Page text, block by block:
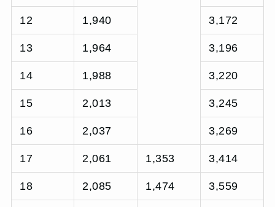
12 1,940 3,172
13 1,964 3,196
14 1,988 3,220
15 2,013 3,245
16 2,037 3,269
17 2,061 1,353 3,414
18 2,085 1,474 3,559